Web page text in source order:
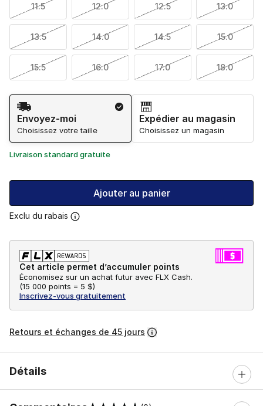
11.5 12.0 12.5 13.0
13.5 14.0 14.5 15.0
15.5 16.0 17.0 18.0
Méthode d’expédition
Envoyez-moi
Choisissez votre taille
Expédier au magasin
Choisissez un magasin
Livraison standard gratuite
Ajouter au panier
Exclu du rabais
Cet article permet d’accumuler points
Économisez sur un achat futur avec FLX Cash.
(15 000 points = 5 $)
Inscrivez-vous gratuitement
Retours et échanges de 45 jours
Détails